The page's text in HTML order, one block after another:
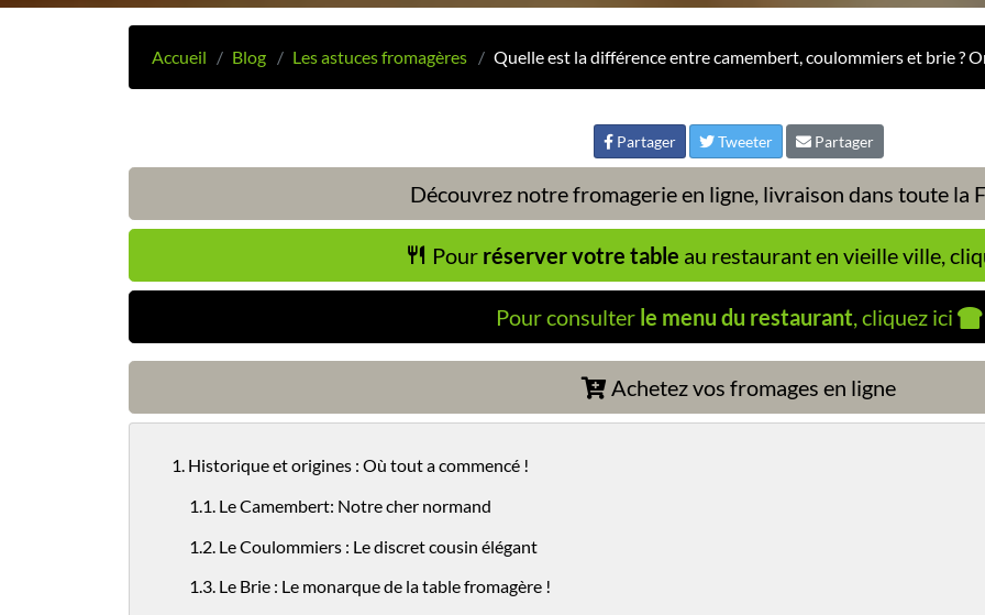
Accueil Blog Les astuces fromagères Quelle est la différence entre camembert, coulommiers et brie ?
Partager Tweeter Partager
Découvrez notre fromagerie en ligne, livraison dans toute la
Pour réserver votre table au restaurant en vieille ville,
Pour consulter le menu du restaurant , cliquez ici
Achetez vos fromages en ligne
1. Historique et origines : Où tout a commencé !
1.1. Le Camembert: Notre cher normand
1.2. Le Coulommiers : Le discret cousin élégant
1.3. Le Brie : Le monarque de la table fromagère !